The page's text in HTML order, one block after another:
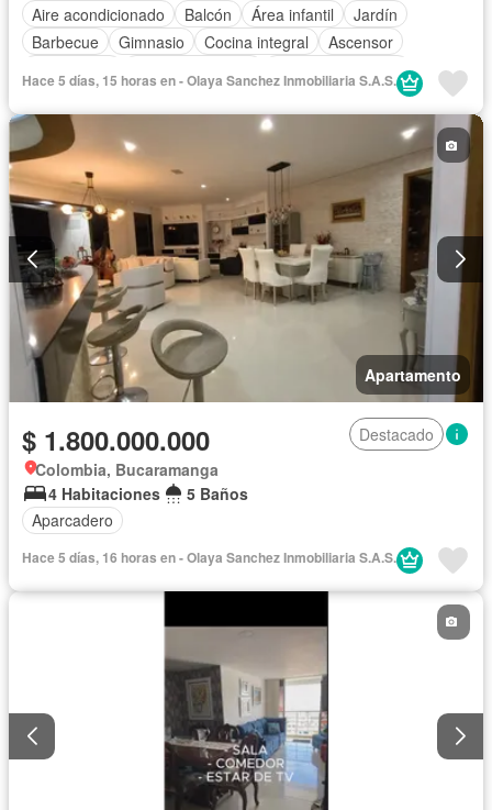
Aire acondicionado
Balcón Área infantil
Jardín
Barbecue
Gimnasio Cocina integral
Ascensor
Seguridad privada
Piscina
Hace 5 días, 15 horas en - Olaya Sanchez Inmobiliaria S.A.S.
Apartamento
$ 1.800.000.000
Destacado
Colombia, Bucaramanga
4 Habitaciones
5 Baños
Aparcadero
Hace 5 días, 16 horas en - Olaya Sanchez Inmobiliaria S.A.S.